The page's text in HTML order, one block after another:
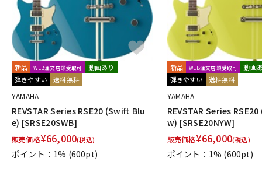
新品 WEB注文店頭受取可
動画あり
弾きやすい
送料無料
YAMAHA
REVSTAR Series RSE20 (Swift Blu
e) [SRSE20SWB]
販売価格¥66,000(税込)
ポイント：1% (600pt)
新品 WEB注文店頭受取可
動画
弾きやすい
送料無料
YAMAHA
REVSTAR Series
w) [SRSE20NYW]
販売価格¥66,000(税込)
ポイント：1% (600pt)